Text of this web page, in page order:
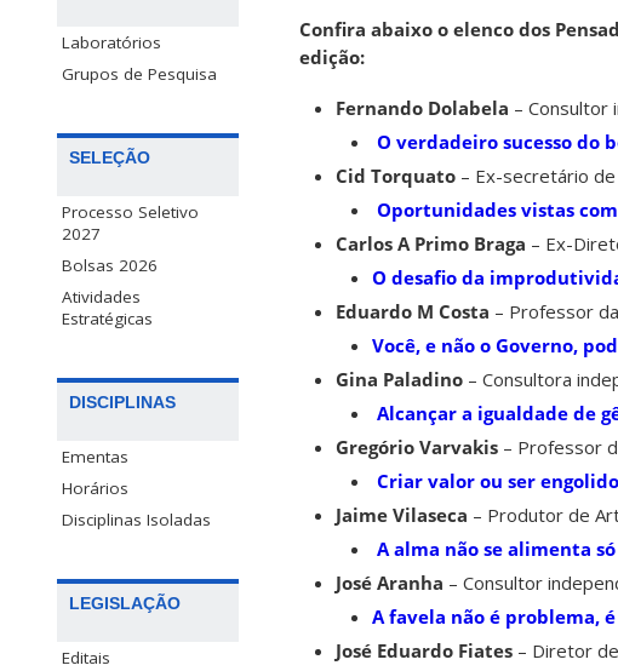
Laboratórios
Grupos de Pesquisa
SELEÇÃO
Processo Seletivo
2027
Bolsas 2026
Atividades
Estratégicas
DISCIPLINAS
Ementas
Horários
Disciplinas Isoladas
LEGISLAÇÃO
Editais
Confira abaixo o elenco dos
edição:
Fernando Dolabela – Consultor
O verdadeiro sucesso do
Cid Torquato – Ex-secretário
Oportunidades vistas
Carlos A Primo Braga – Ex-
O desafio da
Eduardo M Costa – Professor
Você, e não o Governo,
Gina Paladino – Consultora
Alcançar a igualdade de
Gregório Varvakis – Professor
Criar valor ou ser
Jaime Vilaseca – Produtor de
A alma não se alimenta
José Aranha – Consultor
A favela não é problema,
José Eduardo Fiates – Diretor